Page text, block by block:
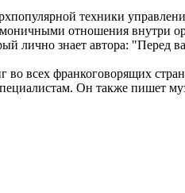
техники
отношения внутри
лично знает автора: "Перед
всех франкоговорящих
Он также пишет